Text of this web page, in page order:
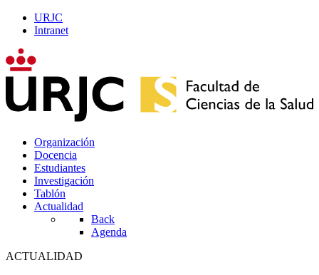
URJC
Intranet
Organización
Docencia
Estudiantes
Investigación
Tablón
Actualidad
Back
Agenda
ACTUALIDAD